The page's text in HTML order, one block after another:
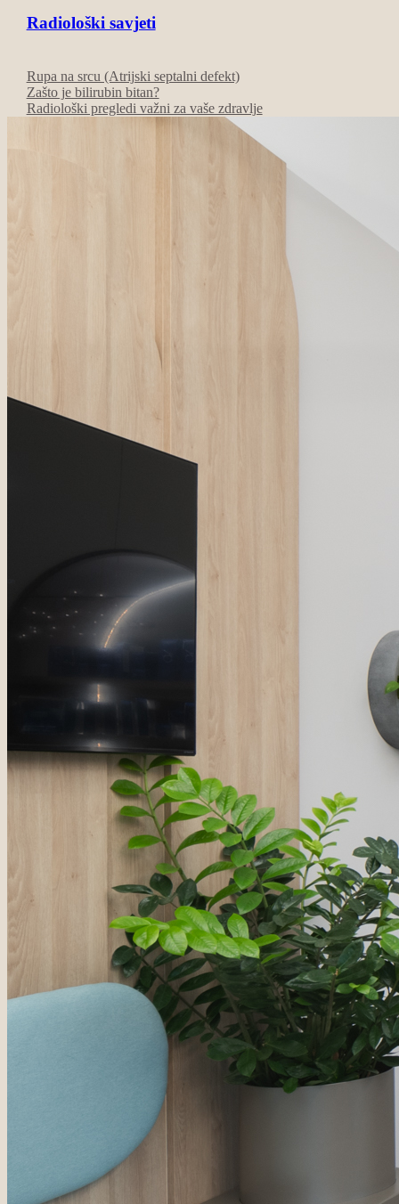
Radiološki savjeti
Rupa na srcu (Atrijski septalni defekt)
Zašto je bilirubin bitan?
Radiološki pregledi važni za vaše zdravlje